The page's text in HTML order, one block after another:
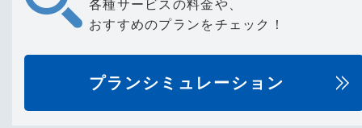
各種サービスの料金や、
おすすめのプランをチェック！
プランシミュレーション